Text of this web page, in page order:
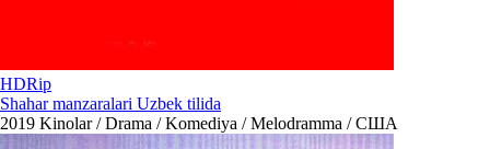
HDRip
Shahar manzaralari Uzbek tilida
2019 Kinolar / Drama / Komediya / Melodramma / США